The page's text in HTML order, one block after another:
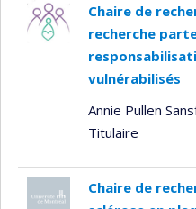
Chaire de
recherche
vulnérabilisés
Annie Pullen
Titulaire
Chaire de